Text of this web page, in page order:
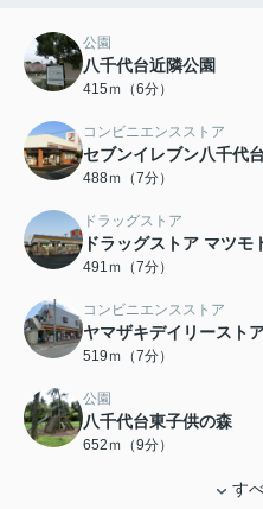
公園
八千代台近隣公園
415ｍ（6分）
コンビニエンスストア
セブンイレブン八千代
488ｍ（7分）
ドラッグストア
ドラッグストア マツモ
491ｍ（7分）
コンビニエンスストア
ヤマザキデイリースト
519ｍ（7分）
公園
八千代台東子供の森
652ｍ（9分）
す